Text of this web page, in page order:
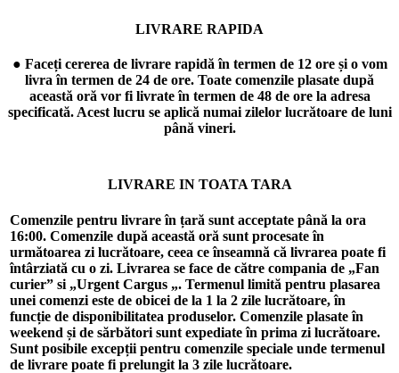
LIVRARE RAPIDA
● Faceți cererea de livrare rapidă în termen de 12 ore și o vom
livra în termen de 24 de ore. Toate comenzile plasate după
această oră vor fi livrate în termen de 48 de ore la adresa
specificată. Acest lucru se aplică numai zilelor lucrătoare de luni
până vineri.
LIVRARE IN TOATA TARA
Comenzile pentru livrare în țară sunt acceptate până la ora
16:00. Comenzile după această oră sunt procesate în
următoarea zi lucrătoare, ceea ce înseamnă că livrarea poate fi
întârziată cu o zi. Livrarea se face de către compania de „Fan
curier” si „Urgent Cargus „. Termenul limită pentru plasarea
unei comenzi este de obicei de la 1 la 2 zile lucrătoare, în
funcție de disponibilitatea produselor. Comenzile plasate în
weekend și de sărbători sunt expediate în prima zi lucrătoare.
Sunt posibile excepții pentru comenzile speciale unde termenul
de livrare poate fi prelungit la 3 zile lucrătoare.